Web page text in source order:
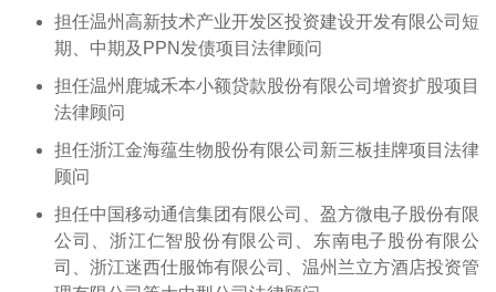
担任温州高新技术产业开发区投资建设开发有限公司短
期、中期及PPN发债项目法律顾问
担任温州鹿城禾本小额贷款股份有限公司增资扩股项目
法律顾问
担任浙江金海蕴生物股份有限公司新三板挂牌项目法律
顾问
担任中国移动通信集团有限公司、盈方微电子股份有限
公司、浙江仁智股份有限公司、东南电子股份有限公
司、浙江迷西仕服饰有限公司、温州兰立方酒店投资管